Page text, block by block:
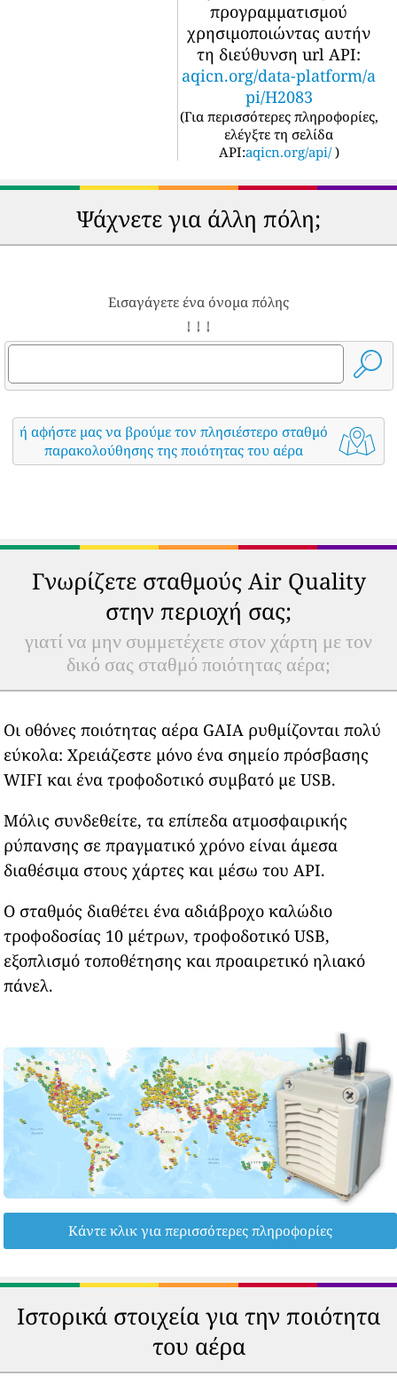
προγραμματισμού
χρησιμοποιώντας αυτήν
τη διεύθυνση url API:
aqicn.org/data-platform/a
pi/H2083
(Για περισσότερες πληροφορίες,
ελέγξτε τη σελίδα
API:aqicn.org/api/ )
Ψάχνετε για άλλη πόλη;
Εισαγάγετε ένα όνομα πόλης
↓ ↓ ↓
ή αφήστε μας να βρούμε τον πλησιέστερο σταθμό
παρακολούθησης της ποιότητας του αέρα
Γνωρίζετε σταθμούς Air Quality
στην περιοχή σας;
γιατί να μην συμμετέχετε στον χάρτη με τον
δικό σας σταθμό ποιότητας αέρα;
Οι οθόνες ποιότητας αέρα GAIA ρυθμίζονται πολύ
εύκολα: Χρειάζεστε μόνο ένα σημείο πρόσβασης
WIFI και ένα τροφοδοτικό συμβατό με USB.
Μόλις συνδεθείτε, τα επίπεδα ατμοσφαιρικής
ρύπανσης σε πραγματικό χρόνο είναι άμεσα
διαθέσιμα στους χάρτες και μέσω του API.
Ο σταθμός διαθέτει ένα αδιάβροχο καλώδιο
τροφοδοσίας 10 μέτρων, τροφοδοτικό USB,
εξοπλισμό τοποθέτησης και προαιρετικό ηλιακό
πάνελ.
Κάντε κλικ για περισσότερες πληροφορίες
Ιστορικά στοιχεία για την ποιότητα
του αέρα